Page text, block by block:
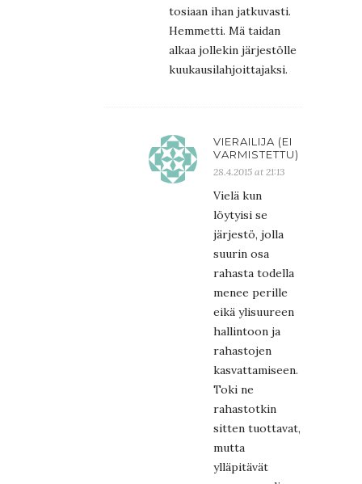
tosiaan ihan jatkuvasti.
Hemmetti. Mä taidan
alkaa jollekin järjestölle
kuukausilahjoittajaksi.
VIERAILIJA (EI
VARMISTETTU)
28.4.2015 at 21:13
Vielä kun
löytyisi se
järjestö, jolla
suurin osa
rahasta todella
menee perille
eikä ylisuureen
hallintoon ja
rahastojen
kasvattamiseen.
Toki ne
rahastotkin
sitten tuottavat,
mutta
ylläpitävät